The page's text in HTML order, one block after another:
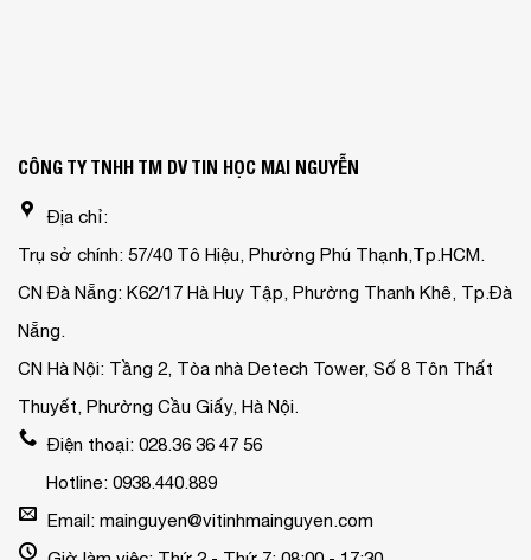
CÔNG TY TNHH TM DV TIN HỌC MAI NGUYỄN
Địa chỉ:
Trụ sở chính: 57/40 Tô Hiệu, Phường Phú Thạnh,Tp.HCM.
CN Đà Nẵng: K62/17 Hà Huy Tập, Phường Thanh Khê, Tp.Đà
Nẵng.
CN Hà Nội: Tầng 2, Tòa nhà Detech Tower, Số 8 Tôn Thất
Thuyết, Phường Cầu Giấy, Hà Nội.
Điện thoại: 028.36 36 47 56
Hotline: 0938.440.889
Email: mainguyen@vitinhmainguyen.com